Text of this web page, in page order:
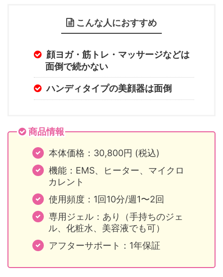
こんな人におすすめ
顔ヨガ・筋トレ・マッサージなどは
面倒で続かない
ハンディタイプの美顔器は面倒
商品情報
本体価格：30,800円 (税込)
機能：EMS、ヒーター、マイクロ
カレント
使用頻度：1回10分/週1〜2回
専用ジェル：あり（手持ちのジェ
ル、化粧水、美容液でも可）
アフターサポート：1年保証